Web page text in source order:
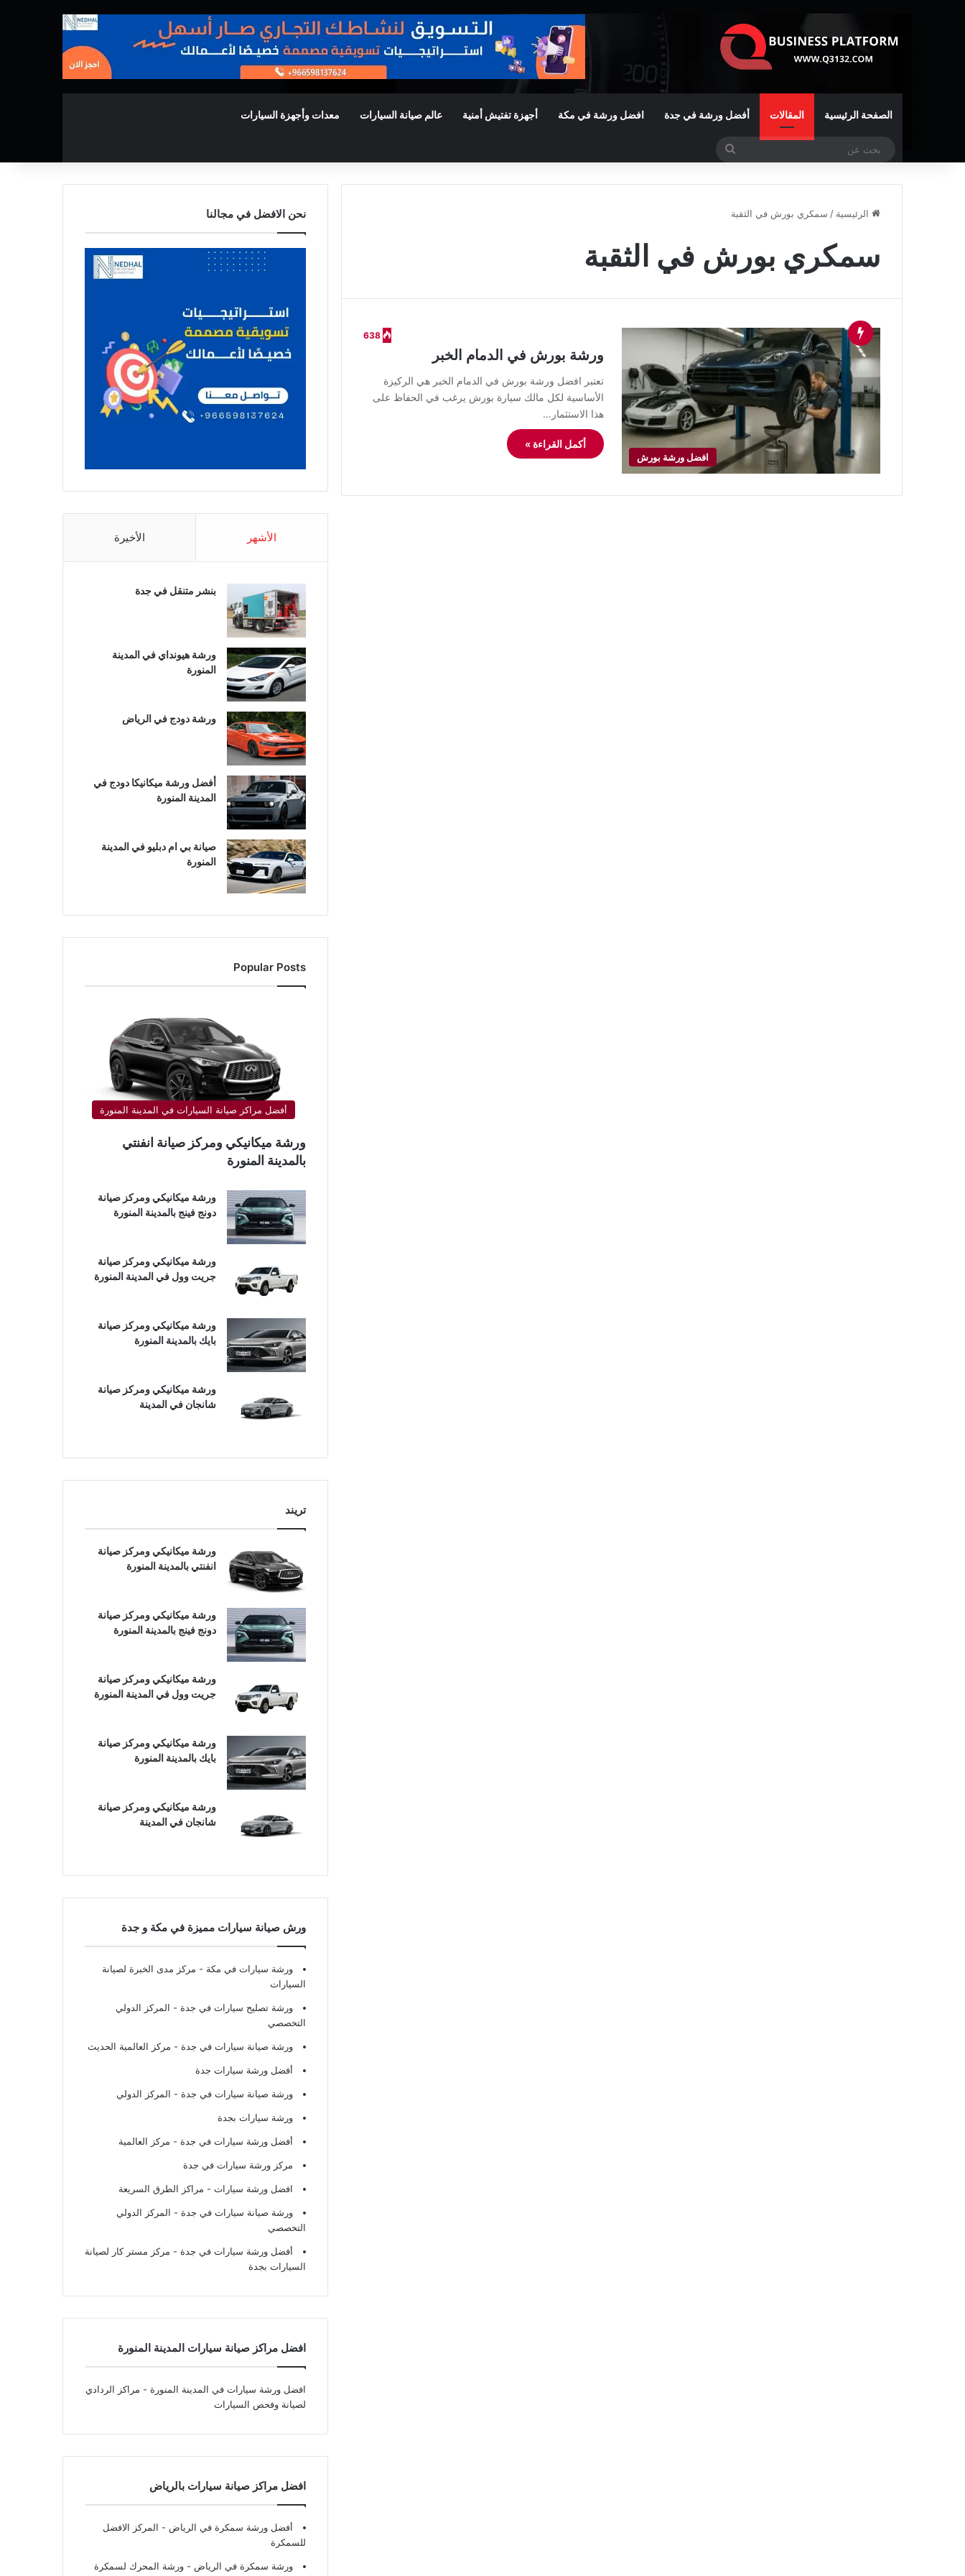
الصفحة الرئيسية المقالات أفضل ورشة في جدة افضل ورشة في مكة أجهزة تفتيش أمنية عالم صيانة السيارات معدات وأجهزة السيارات
الرئيسية / سمكري بورش في الثقبة
سمكري بورش في الثقبة
افضل ورشة بورش
638
ورشة بورش في الدمام الخبر
تعتبر افضل ورشة بورش في الدمام الخبر هي الركيزة
الأساسية لكل مالك سيارة بورش يرغب في الحفاظ على
هذا الاستثمار…
أكمل القراءة »
نحن الافضل في مجالنا
الأشهر الأخيرة
بنشر متنقل في جدة
ورشة هيونداي في المدينة
المنورة
ورشة دودج في الرياض
أفضل ورشة ميكانيكا دودج في
المدينة المنورة
صيانة بي ام دبليو في المدينة
المنورة
Popular Posts
أفضل مراكز صيانة السيارات في المدينة المنورة
ورشة ميكانيكي ومركز صيانة انفنتي
بالمدينة المنورة
ورشة ميكانيكي ومركز صيانة
دونج فينج بالمدينة المنورة
ورشة ميكانيكي ومركز صيانة
جريت وول في المدينة المنورة
ورشة ميكانيكي ومركز صيانة
بايك بالمدينة المنورة
ورشة ميكانيكي ومركز صيانة
شانجان في المدينة
تريند
ورشة ميكانيكي ومركز صيانة
انفنتي بالمدينة المنورة
ورشة ميكانيكي ومركز صيانة
دونج فينج بالمدينة المنورة
ورشة ميكانيكي ومركز صيانة
جريت وول في المدينة المنورة
ورشة ميكانيكي ومركز صيانة
بايك بالمدينة المنورة
ورشة ميكانيكي ومركز صيانة
شانجان في المدينة
ورش صيانة سيارات مميزة في مكة و جدة
ورشة سيارات في مكة - مركز مدى الخبرة لصيانة
السيارات
ورشة تصليح سيارات في جدة - المركز الدولي
التخصصي
ورشة صيانة سيارات في جدة - مركز العالمية الحديث
أفضل ورشة سيارات جدة
ورشة صيانة سيارات في جدة - المركز الدولي
ورشة سيارات بجدة
أفضل ورشة سيارات في جدة - مركز العالمية
مركز ورشة سيارات في جدة
افضل ورشة سيارات - مراكز الطرق السريعة
ورشة صيانة سيارات في جدة - المركز الدولي
التخصصي
أفضل ورشة سيارات في جدة - مركز مستر كار لصيانة
السيارات بجدة
افضل مراكز صيانة سيارات المدينة المنورة
افضل ورشة سيارات في المدينة المنورة - مراكز الردادي
لصيانة وفحص السيارات
افضل مراكز صيانة سيارات بالرياض
أفضل ورشة سمكرة في الرياض - المركز الافضل
للسمكرة
ورشة سمكرة في الرياض - ورشة المحرك لسمكرة